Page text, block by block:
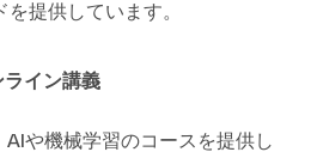
提供しています。
ライン講義
や機械学習のコースを提供し